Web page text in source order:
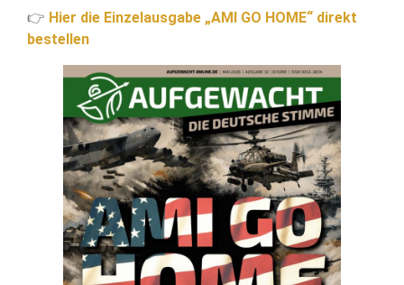
👉 Hier die Einzelausgabe „AMI GO HOME“ direkt
bestellen